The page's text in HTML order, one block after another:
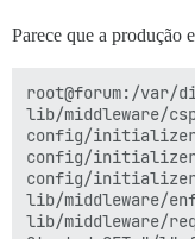
lib/middleware/
lib/
lib/middleware/
config/
config/
config/
lib/middleware/
lib/middleware/
start
Parece que a produção
root@forum:/
lib/middleware/
config/
config/
config/
lib/middleware/
lib/middleware/